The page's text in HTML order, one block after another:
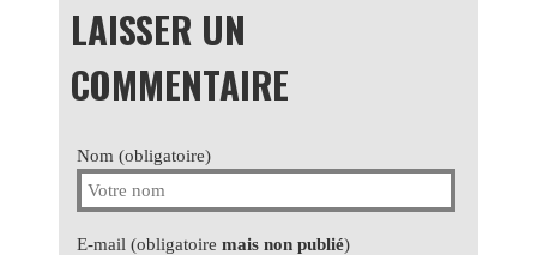
LAISSER UN
COMMENTAIRE
Nom (obligatoire)
E-mail (obligatoire mais non publié)